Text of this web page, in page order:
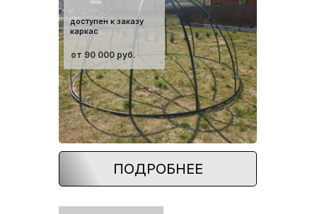
доступен к заказу
каркас
ПОДРОБНЕЕ
от 90 000 руб.